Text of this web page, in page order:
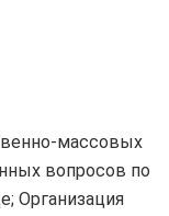
массовых
вопросов по
Организация